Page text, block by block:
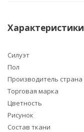
Характеристики
Силуэт
Пол
Производитель страна
Торговая марка
Цветность
Рисунок
Состав ткани